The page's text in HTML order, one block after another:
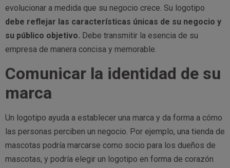
evolucionar a medida que su negocio crece. Su logotipo
debe reflejar las características únicas de su negocio y
su público objetivo. Debe transmitir la esencia de su
empresa de manera concisa y memorable.
Comunicar la identidad de su
marca
Un logotipo ayuda a establecer una marca y da forma a cómo
las personas perciben un negocio. Por ejemplo, una tienda de
mascotas podría marcarse como socio para los dueños de
mascotas, y podría elegir un logotipo en forma de corazón